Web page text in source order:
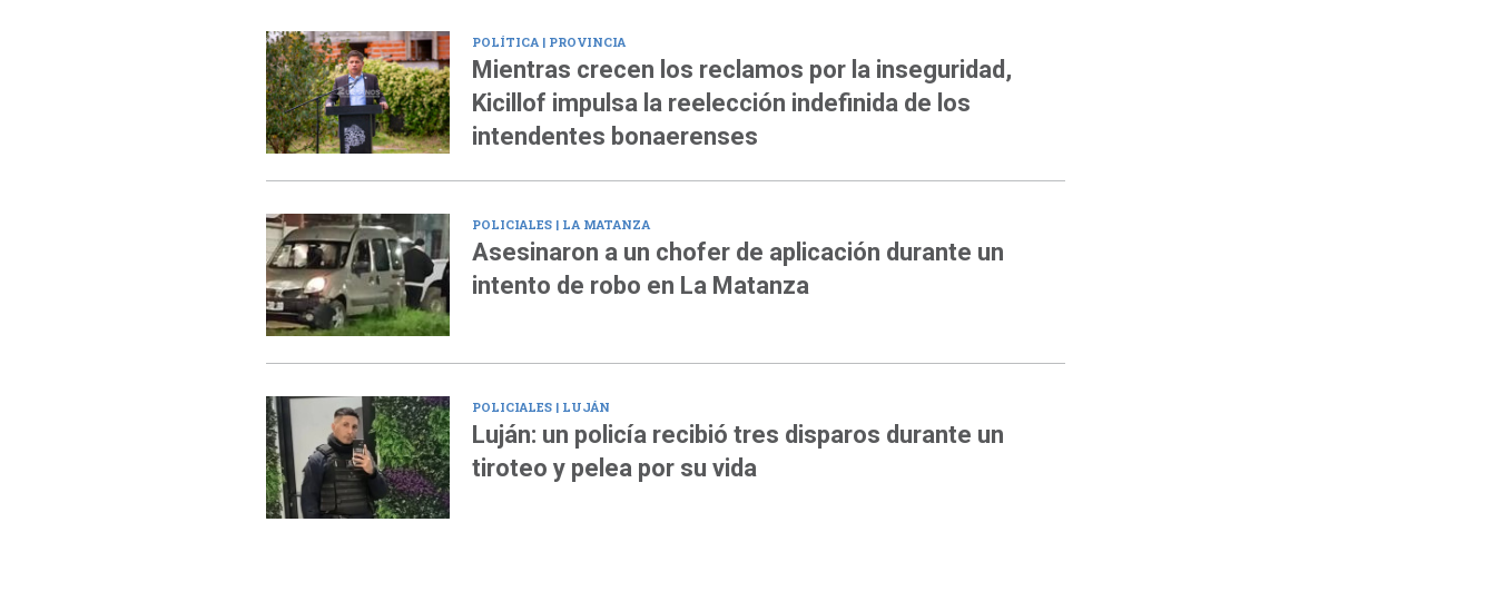
POLÍTICA | PROVINCIA
Mientras crecen los reclamos por la inseguridad,
Kicillof impulsa la reelección indefinida de los
intendentes bonaerenses
POLICIALES | LA MATANZA
Asesinaron a un chofer de aplicación durante un
intento de robo en La Matanza
POLICIALES | LUJÁN
Luján: un policía recibió tres disparos durante un
tiroteo y pelea por su vida